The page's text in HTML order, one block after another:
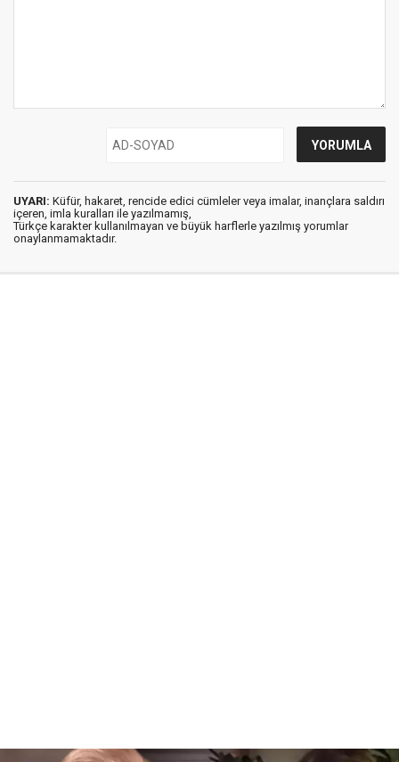
UYARI: Küfür, hakaret, rencide edici cümleler veya imalar, inançlara saldırı
içeren, imla kuralları ile yazılmamış,
Türkçe karakter kullanılmayan ve büyük harflerle yazılmış yorumlar
onaylanmamaktadır.